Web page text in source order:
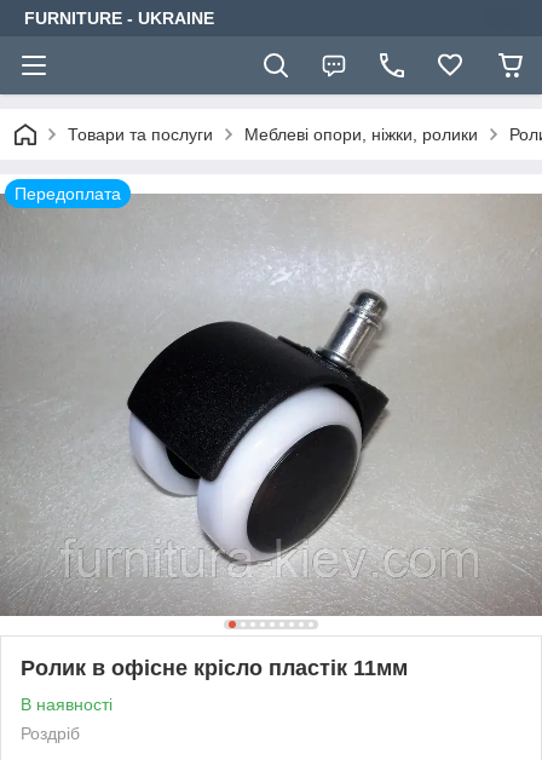
FURNITURE - UKRAINE
Товари та послуги Меблеві опори, ніжки, ролики
Передоплата
Ролик в офісне крісло пластік 11мм
В наявності
Роздріб